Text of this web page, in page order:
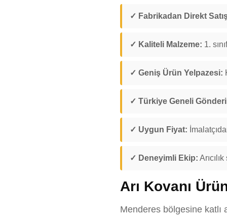
✓ Fabrikadan Direkt
✓ Kaliteli Malzeme: 1.
✓ Geniş Ürün Yelpazesi:
✓ Türkiye Geneli
✓ Uygun Fiyat:
✓ Deneyimli Ekip:
Arı Kovanı
Menderes bölgesine katlı